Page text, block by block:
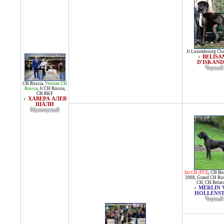
CH Russia, Veteran CH
Russia, Jr CH Russia,
CH RKF
♀ ХАВЕРА АЛЕВ
ШАЛИ
Мраморный
Jr Luxembourg
♀
Черный
Int.CH (FCI), CH
2008, Grand CH
CH, CH
♂ MERLIN
Черный